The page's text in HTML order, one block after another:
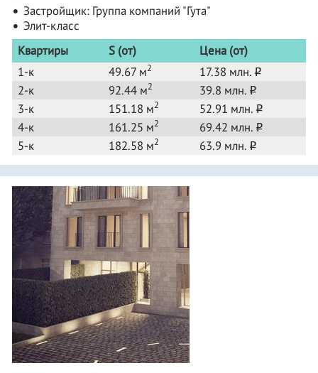
Застройщик: Группа компаний "Гута"
Элит-класс
Квартиры
S (от)
Цена (от)
1-к
49.67 м2 17.38 млн. o
2-к 92.44 м2 39.8 млн. o
3-к 151.18 м2 52.91 млн. o
4-к 161.25 м2 69.42 млн. o
5-к 182.58 м2 63.9 млн. o